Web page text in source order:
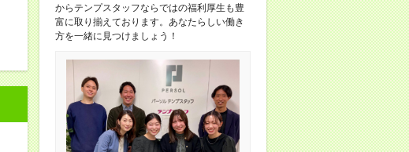
からテンプスタッフならではの福利厚生も豊
富に取り揃えております。あなたらしい働き
方を一緒に見つけましょう！